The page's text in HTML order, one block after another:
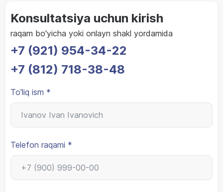
Konsultatsiya uchun kirish
raqam bo'yicha yoki onlayn shakl yordamida
+7 (921) 954-34-22
+7 (812) 718-38-48
To'liq ism *
Telefon raqami *